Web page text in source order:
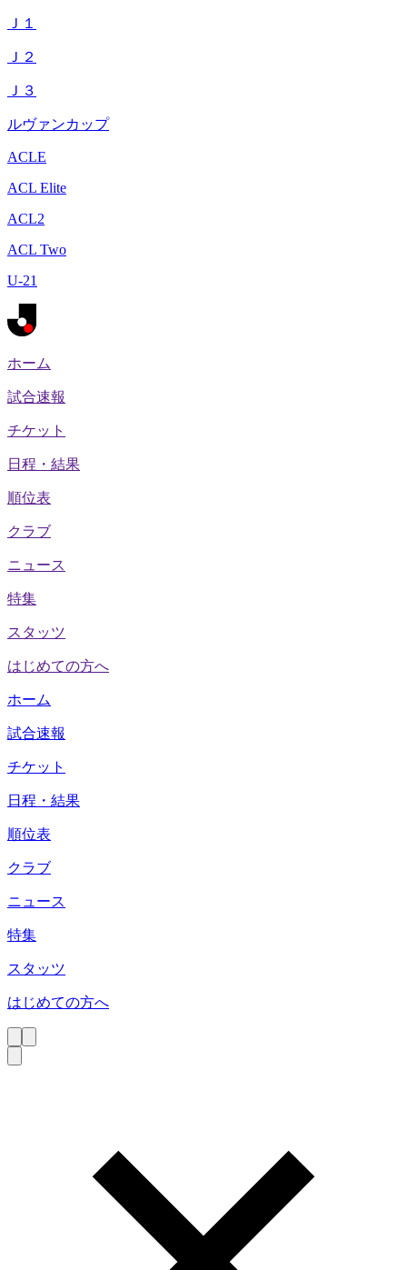
Ｊ１
Ｊ２
Ｊ３
ルヴァンカップ
ACLE
ACL Elite
ACL2
ACL Two
U-21
ホーム
試合速報
チケット
日程・結果
順位表
クラブ
ニュース
特集
スタッツ
はじめての方へ
ホーム
試合速報
チケット
日程・結果
順位表
クラブ
ニュース
特集
スタッツ
はじめての方へ